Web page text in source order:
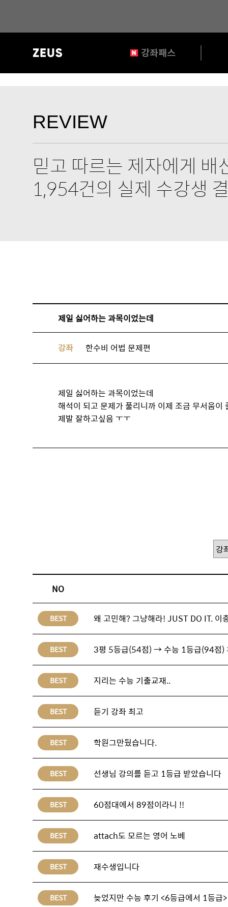
역
강좌패스
REVIEW
믿고 따르는 제자에게 배
1,954건의 실제 수강생
제일 싫어하는 과목이었는데
강좌 한수비 어법 문제편
제일 싫어하는 과목이었는데
해석이 되고 문제가 풀리니까 이제 조금 무서움이
제발 잘하고싶음 ㅜㅜ
NO
BEST 왜 고민해? 그냥해라! JUST DO IT. 이
BEST 3평 5등급(54점) → 수능 1등급(94점)
BEST 지리는 수능 기출교재..
BEST 듣기 강좌 최고
BEST 학원그만뒀습니다.
BEST 선생님 강의를 듣고 1등급 받았습니다
BEST 60점대에서 89점이라니 !!
BEST attach도 모르는 영어 노베
BEST 재수생입니다
BEST 늦었지만 수능 후기 <6등급에서 1등급>